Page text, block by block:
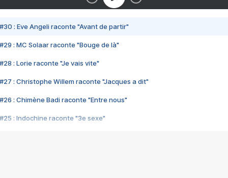
#30 : Eve Angeli raconte "Avant de partir"
#29 : MC Solaar raconte "Bouge de là"
#28 : Lorie raconte "Je vais vite"
#27 : Christophe Willem raconte "Jacques a dit"
#26 : Chimène Badi raconte "Entre nous"
#25 : Indochine raconte "3e sexe"